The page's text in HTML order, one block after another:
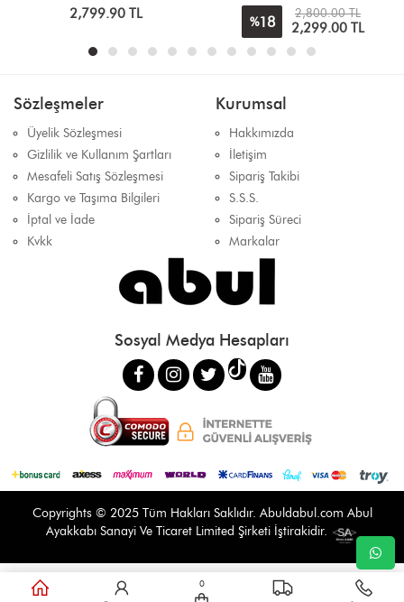
%18 %21
Sözleşmeler
Üyelik Sözleşmesi
Gizlilik ve Kullanım Şartları
Mesafeli Satış Sözleşmesi
Kargo ve Taşıma Bilgileri
İptal ve İade
Kvkk
Kurumsal
Hakkımızda
İletişim
Sipariş Takibi
S.S.S.
Sipariş Süreci
Markalar
Sosyal Medya Hesapları
Copyrights © 2025 Tüm Hakları Saklıdır. Abuldabul.com Abul
Ayakkabı Sanayi Ve Ticaret Limited Şirketi İştirakidir.
0